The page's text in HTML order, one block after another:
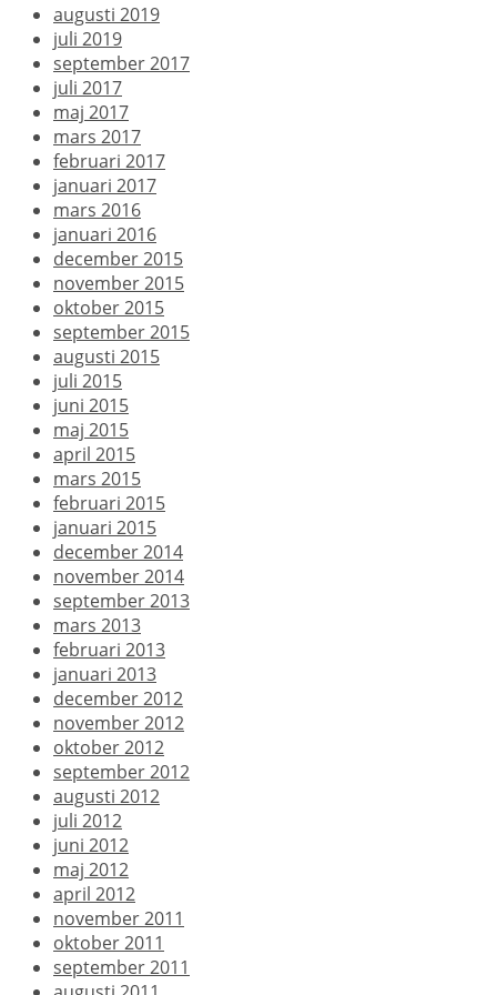
augusti 2019
juli 2019
september 2017
juli 2017
maj 2017
mars 2017
februari 2017
januari 2017
mars 2016
januari 2016
december 2015
november 2015
oktober 2015
september 2015
augusti 2015
juli 2015
juni 2015
maj 2015
april 2015
mars 2015
februari 2015
januari 2015
december 2014
november 2014
september 2013
mars 2013
februari 2013
januari 2013
december 2012
november 2012
oktober 2012
september 2012
augusti 2012
juli 2012
juni 2012
maj 2012
april 2012
november 2011
oktober 2011
september 2011